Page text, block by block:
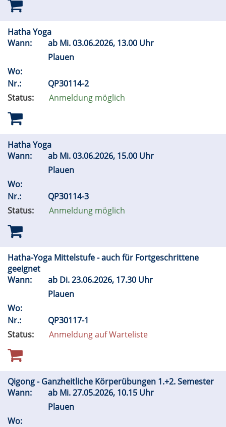
Hatha Yoga
Wann:
ab Mi.03.06.2026, 13.00 Uhr
Plauen
Wo:
Nr.:
QP30114-2
Status:
Anmeldung möglich
Hatha Yoga
Wann:
ab Mi.03.06.2026, 15.00 Uhr
Plauen
Wo:
Nr.:
QP30114-3
Status:
Anmeldung möglich
Hatha-Yoga Mittelstufe - auch für Fortgeschrittene
geeignet
Wann:
ab Di.23.06.2026, 17.30 Uhr
Plauen
Wo:
Nr.:
QP30117-1
Status:
Anmeldung auf Warteliste
Qigong - Ganzheitliche Körperübungen 1.+2. Semester
Wann:
ab Mi.27.05.2026, 10.15 Uhr
Plauen
Wo: